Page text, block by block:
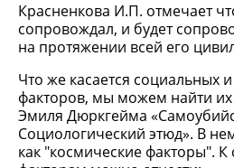
Красненкова И.П. отмечает
сопровождал, и будет
на протяжении всей его
Что же касается социальных
факторов, мы можем найти
Эмиля Дюркгейма
Социологический этюд». В
как "космические факторы".